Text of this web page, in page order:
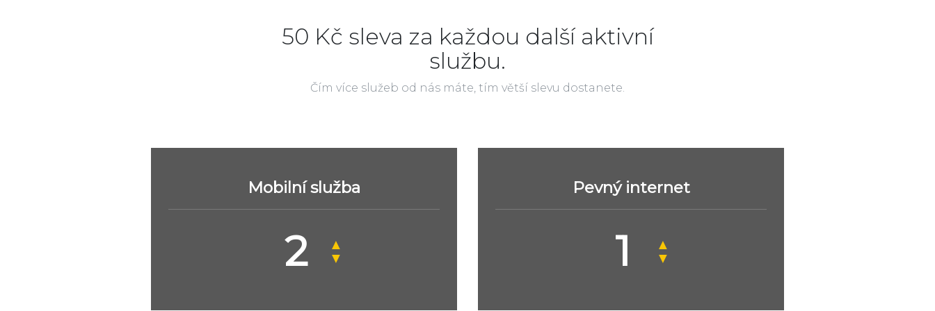
50 Kč sleva za každou další aktivní
službu.
Čím více služeb od nás máte, tím větší slevu dostanete.
Mobilní služba
▲
▼
Pevný internet
▲
▼